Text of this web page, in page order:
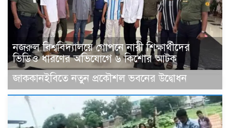
নজরুল বিশ্ববিদ্যালয়ে গোপনে নারী শিক্ষার্থীদের
ভিডিও ধারণের অভিযোগে ৬ কিশোর আটক
জাককানইবিতে নতুন প্রকৌশল ভবনের উদ্বোধন